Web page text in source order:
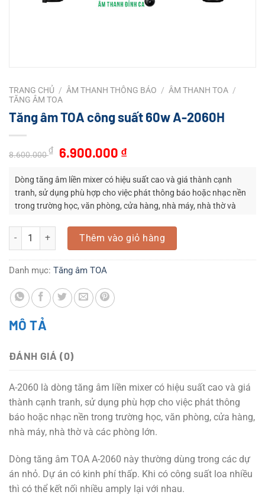
TRANG CHỦ / ÂM THANH THÔNG BÁO / ÂM THANH TOA /
TĂNG ÂM TOA
Tăng âm TOA công suất 60w A-2060H
8.600.000₫
Giá
là:
8.600.000 ₫.
6.900.000 ₫Giá
tại
là:
6.900.000 ₫.
Dòng tăng âm liền mixer có hiệu suất cao và giá thành cạnh
tranh, sử dụng phù hợp cho việc phát thông báo hoặc nhạc nền
trong trường học, văn phòng, cửa hàng, nhà máy, nhà thờ và
Tăng âm TOA công suất 60w A-2060H số lượng
Thêm vào giỏ hàng
Danh mục: Tăng âm TOA
MÔ TẢ
ĐÁNH GIÁ (0)
A-2060 là dòng tăng âm liền mixer có hiệu suất cao và giá
thành cạnh tranh, sử dụng phù hợp cho việc phát thông
báo hoặc nhạc nền trong trường học, văn phòng, cửa hàng,
nhà máy, nhà thờ và các phòng lớn.
Dòng tăng âm TOA A-2060 này thường dùng trong các dự
án nhỏ. Dự án có kinh phí thấp. Khi có công suất loa nhiều
thì có thể kết nối nhiều amply lại với nhau.